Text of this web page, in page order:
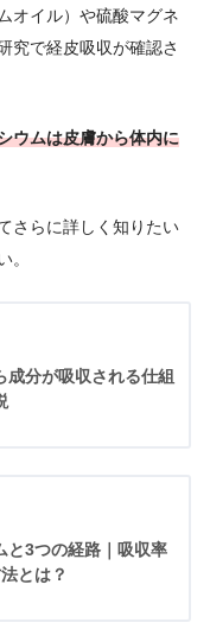
オイル）や硫酸マグネ
究で経皮吸収が確認さ
ウムは皮膚から体内に
さらに詳しく知りたい
。
分が吸収される仕組
と3つの経路｜吸収率
とは？